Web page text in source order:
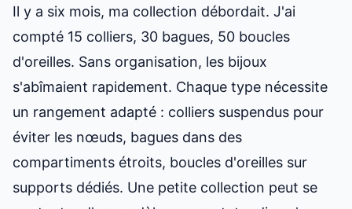
Il y a six mois, ma collection débordait. J'ai
compté 15 colliers, 30 bagues, 50 boucles
d'oreilles. Sans organisation, les bijoux
s'abîmaient rapidement. Chaque type nécessite
un rangement adapté : colliers suspendus pour
éviter les nœuds, bagues dans des
compartiments étroits, boucles d'oreilles sur
supports dédiés. Une petite collection peut se